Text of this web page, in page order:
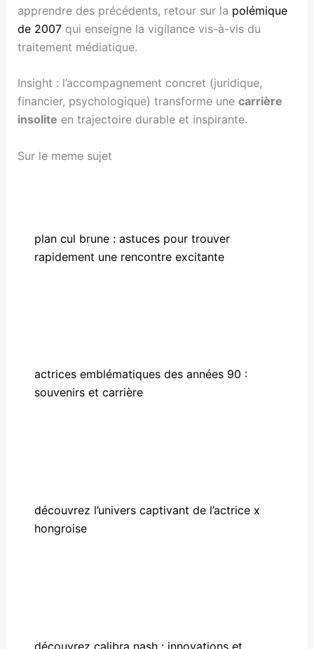
apprendre des précédents, retour sur la polémique
de 2007qui enseigne la vigilance vis-à-vis du
traitement médiatique.
Insight : l’accompagnement concret (juridique,
financier, psychologique) transforme une carrière
insolite en trajectoire durable et inspirante.
Sur le meme sujet
plan cul brune : astuces pour trouver
rapidement une rencontre excitante
actrices emblématiques des années 90 :
souvenirs et carrière
découvrez l’univers captivant de l’actrice x
hongroise
découvrez calibra nash : innovations et